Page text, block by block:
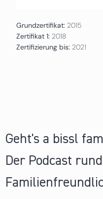
Grundzertifikat: 2015
Zertifikat 1: 2018
Zertifizierung bis: 2021
Geht's a bissl
Der Podcast